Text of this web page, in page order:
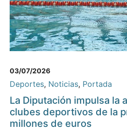
03/07/2026
Deportes, Noticias, Portada
La Diputación impulsa la
clubes deportivos de la
millones de euros